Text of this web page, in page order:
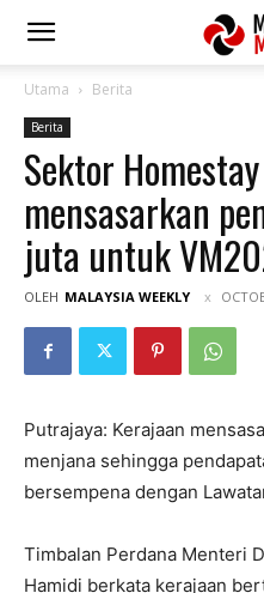
Utama Berita
Berita
Sektor
mensasarkan
juta untuk
OLEH MALAYSIA WEEKLY
Putrajaya: Kerajaan
menjana sehingga
bersempena dengan
Timbalan Perdana Menteri
Hamidi berkata kerajaan